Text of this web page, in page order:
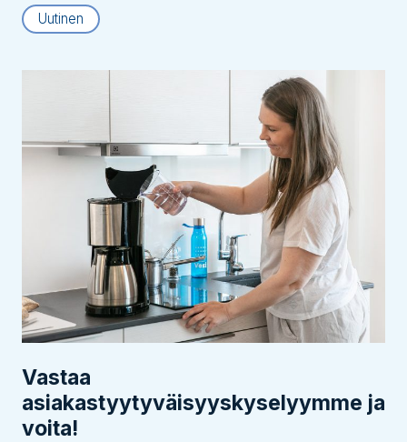
Uutinen
Vastaa
asiakastyytyväisyyskyselyymme ja
voita!